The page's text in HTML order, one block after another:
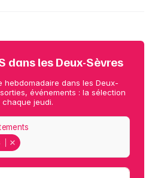
dans les Deux-Sèvres
hebdomadaire dans les Deux-
événements : la sélection
jeudi.